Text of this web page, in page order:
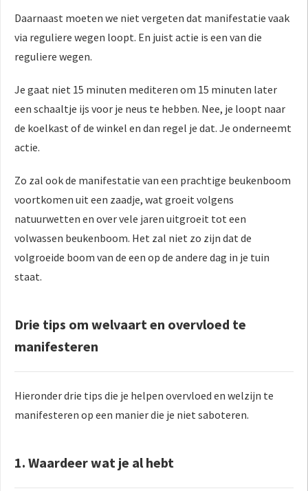
Daarnaast moeten we niet vergeten dat manifestatie vaak
via reguliere wegen loopt. En juist actie is een van die
reguliere wegen.
Je gaat niet 15 minuten mediteren om 15 minuten later
een schaaltje ijs voor je neus te hebben. Nee, je loopt naar
de koelkast of de winkel en dan regel je dat. Je onderneemt
actie.
Zo zal ook de manifestatie van een prachtige beukenboom
voortkomen uit een zaadje, wat groeit volgens
natuurwetten en over vele jaren uitgroeit tot een
volwassen beukenboom. Het zal niet zo zijn dat de
volgroeide boom van de een op de andere dag in je tuin
staat.
Drie tips om welvaart en overvloed te
manifesteren
Hieronder drie tips die je helpen overvloed en welzijn te
manifesteren op een manier die je niet saboteren.
1. Waardeer wat je al hebt